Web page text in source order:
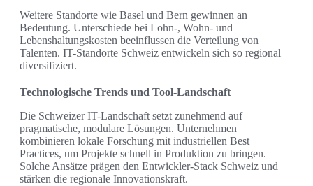
Weitere Standorte wie Basel und Bern gewinnen an
Bedeutung. Unterschiede bei Lohn-, Wohn- und
Lebenshaltungskosten beeinflussen die Verteilung von
Talenten. IT-Standorte Schweiz entwickeln sich so regional
diversifiziert.
Technologische Trends und Tool-Landschaft
Die Schweizer IT-Landschaft setzt zunehmend auf
pragmatische, modulare Lösungen. Unternehmen
kombinieren lokale Forschung mit industriellen Best
Practices, um Projekte schnell in Produktion zu bringen.
Solche Ansätze prägen den Entwickler-Stack Schweiz und
stärken die regionale Innovationskraft.